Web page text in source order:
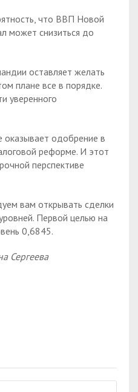
что ВВП Новой
может снизиться до
оставляет желать
плане все в порядке.
уверенного
одобрение в
реформе. И этот
перспективе
вам открывать сделки
Первой целью на
0,6845.
Сергеева